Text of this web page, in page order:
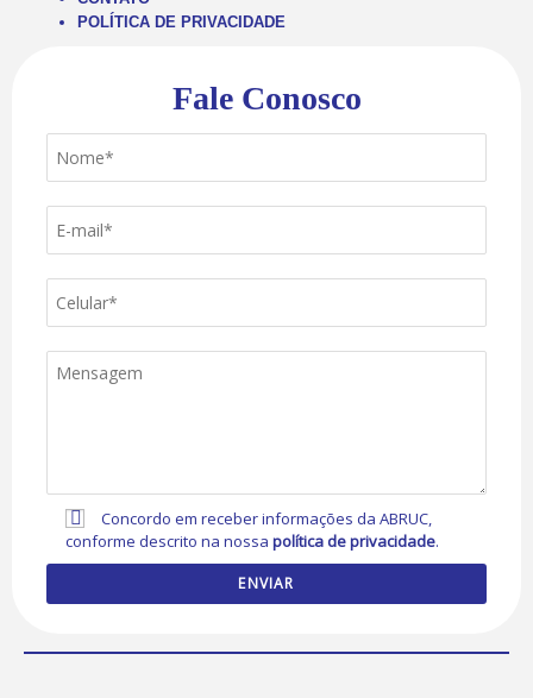
POLÍTICA DE PRIVACIDADE
Fale Conosco
Concordo em receber informações da ABRUC,
conforme descrito na nossapolítica de privacidade.